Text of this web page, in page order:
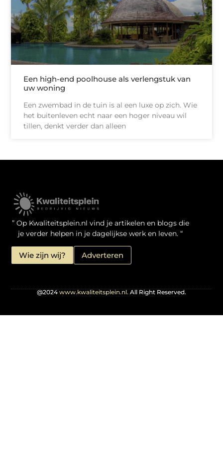
Een high-end poolhouse als verlengstuk van
uw woning
Een zwembad in de tuin is al een luxe op zich. Wie
het buitenleven echt naar een hoger niveau wil
tillen, denkt verder dan alleen
” Op Kwaliteitsplein.nl vind je artikelen en blogs die
je verder helpen in je dagelijkse werk en leven. “
Wie zijn wij? Adverteren
@2024 www.kwaliteitsplein.nl. All Right Reserved.